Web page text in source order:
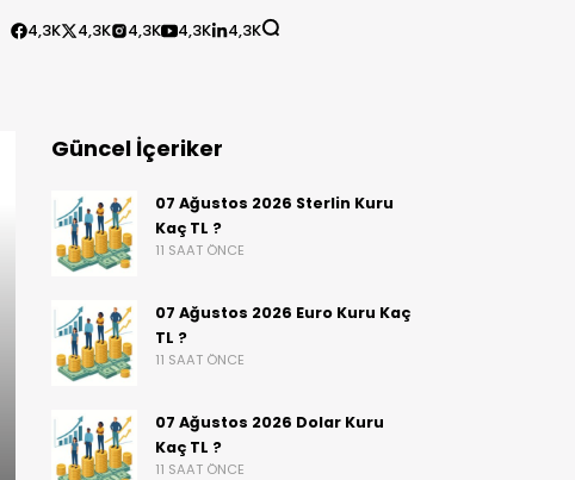
4,3K 4,3K 4,3K 4,3K 4,3K
Güncel İçeriker
07 Ağustos 2026 Sterlin Kuru
Kaç TL ?
11 SAAT ÖNCE
07 Ağustos 2026 Euro Kuru Kaç
TL ?
11 SAAT ÖNCE
07 Ağustos 2026 Dolar Kuru
Kaç TL ?
11 SAAT ÖNCE